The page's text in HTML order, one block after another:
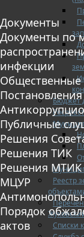
Бюджет
Реестр
Списки
Документы
Документы по
инфекции
Общественные
Постановления
Публичные
Решения
Решения ТИК
Решения МТИК
МЦУР
Порядок
актов